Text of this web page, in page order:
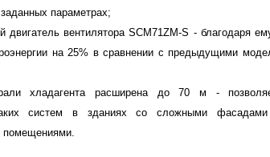
параметрах;
двигатель вентилятора SCM71ZM-S - благодаря
на 25% в сравнении с предыдущими
хладагента расширена до 70 м -
систем в зданиях со сложными